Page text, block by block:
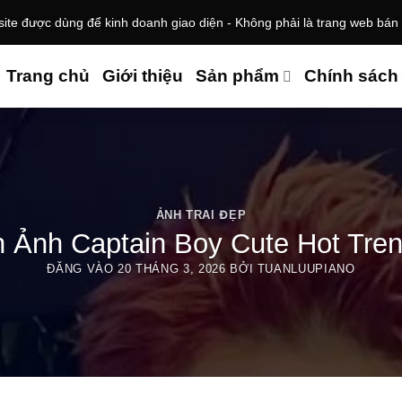
được dùng để kinh doanh giao diện - Không phải là trang web bán
Trang chủ Giới thiệu Sản phẩm Chính sách
ẢNH TRAI ĐẸP
Ảnh Captain Boy Cute Hot
ĐĂNG VÀO20 THÁNG 3, 2026 BỞI TUANLUUPIANO